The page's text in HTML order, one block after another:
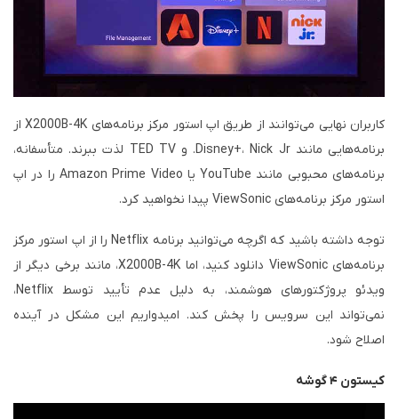
کاربران نهایی می‌توانند از طریق اپ استور مرکز برنامه‌های X2000B-4K از
برنامه‌هایی مانند Disney+، Nick Jr. و TED TV لذت ببرند. متأسفانه،
برنامه‌های محبوبی مانند YouTube یا Amazon Prime Video را در اپ
استور مرکز برنامه‌های ViewSonic پیدا نخواهید کرد.
توجه داشته باشید که اگرچه می‌توانید برنامه Netflix را از اپ استور مرکز
برنامه‌های ViewSonic دانلود کنید، اما X2000B-4K، مانند برخی دیگر از
ویدئو پروژکتورهای هوشمند، به دلیل عدم تأیید توسط Netflix،
نمی‌تواند این سرویس را پخش کند. امیدواریم این مشکل در آینده
اصلاح شود.
کیستون ۴ گوشه